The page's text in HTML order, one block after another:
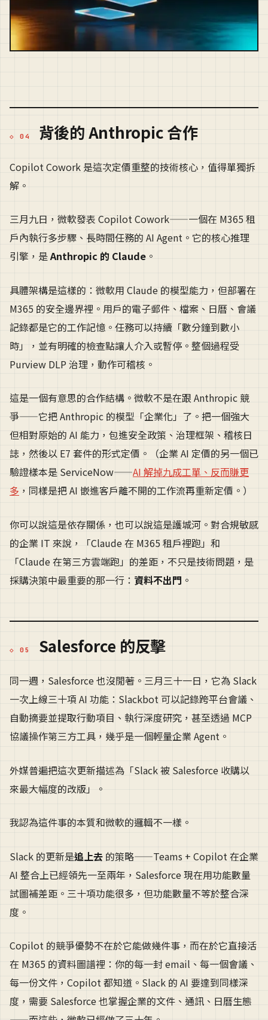
背後的 Anthropic 合作
Copilot Cowork 是這次定價重整的技術核心，值得單獨拆
解。
三月九日，微軟發表 Copilot Cowork——一個在 M365 租
戶內執行多步驟、長時間任務的 AI Agent。它的核心推理
引擎，是Anthropic 的 Claude 。
具體架構是這樣的：微軟用 Claude 的模型能力，但部署在
M365 的安全邊界裡。用戶的電子郵件、檔案、日曆、會議
記錄都是它的工作記憶。任務可以持續「數分鐘到數小
時」，並有明確的檢查點讓人介入或暫停。整個過程受
Purview DLP 治理，動作可稽核。
這是一個有意思的合作結構。微軟不是在跟 Anthropic 競
爭——它把 Anthropic 的模型「企業化」了。把一個強大
但相對原始的 AI 能力，包進安全政策、治理框架、稽核日
誌，然後以 E7 套件的形式定價。（企業 AI 定價的另一個已
驗證樣本是 ServiceNow——AI 解掉九成工單、反而賺更
多 ，同樣是把 AI 嵌進客戶離不開的工作流再重新定價。）
你可以說這是依存關係，也可以說這是護城河。對合規敏感
的企業 IT 來說，「Claude 在 M365 租戶裡跑」和
「Claude 在第三方雲端跑」的差距，不只是技術問題，是
採購決策中最重要的那一行： 資料不出門 。
Salesforce 的反擊
同一週，Salesforce 也沒閒著。三月三十一日，它為 Slack
一次上線三十項 AI 功能：Slackbot 可以記錄跨平台會議、
自動摘要並提取行動項目、執行深度研究，甚至透過 MCP
協議操作第三方工具，幾乎是一個輕量企業 Agent。
外媒普遍把這次更新描述為「Slack 被 Salesforce 收購以
來最大幅度的改版」。
我認為這件事的本質和微軟的邏輯不一樣。
Slack 的更新是追上去 的策略——Teams + Copilot 在企業
AI 整合上已經領先一至兩年，Salesforce 現在用功能數量
試圖補差距。三十項功能很多，但功能數量不等於整合深
度。
Copilot 的競爭優勢不在於它能做幾件事，而在於它直接活
在 M365 的資料圖譜裡：你的每一封 email、每一個會議、
每一份文件，Copilot 都知道。Slack 的 AI 要達到同樣深
度，需要 Salesforce 也掌握企業的文件、通訊、日曆生態